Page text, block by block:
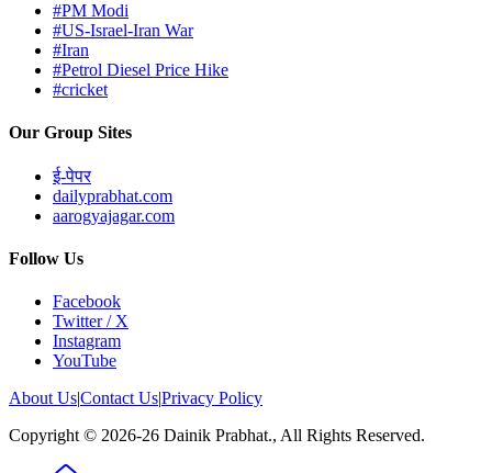
#PM Modi
#US-Israel-Iran War
#Iran
#Petrol Diesel Price Hike
#cricket
Our Group Sites
ई-पेपर
dailyprabhat.com
aarogyajagar.com
Follow Us
Facebook
Twitter / X
Instagram
YouTube
About Us|Contact Us|Privacy Policy
Copyright © 2026-26 Dainik Prabhat., All Rights Reserved.